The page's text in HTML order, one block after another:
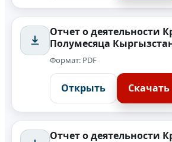
Отчет о деятельности
Полумесяца
Формат: PDF
Открыть Скачать
Отчет о деятельности